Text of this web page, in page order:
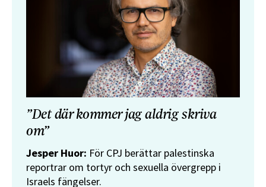
”Det där kommer jag aldrig skriva
om”
Jesper Huor: För CPJ berättar palestinska
reportrar om tortyr och sexuella övergrepp i
Israels fängelser.